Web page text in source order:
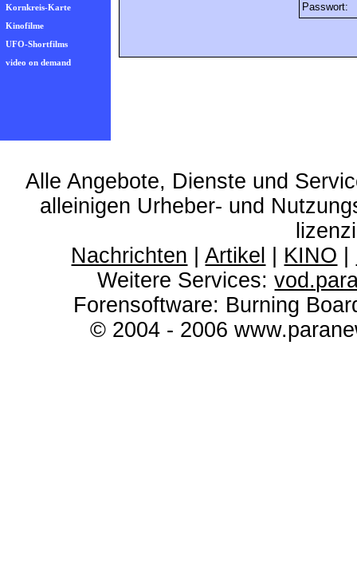
Kornkreis-Karte
Kinofilme
UFO-Shortfilms
video on demand
Passwort:
Alle Angebote, Dienste und
alleinigen Urheber- und
Nachrichten |Artikel KINO
Weitere Services:
Forensoftware: Burning
© 2004 - 2006